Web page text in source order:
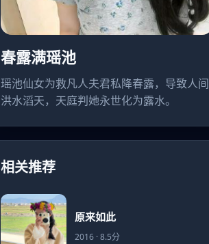
春露满瑶池
瑶池仙女为救凡人夫君私降春露，导致人间
洪水滔天，天庭判她永世化为露水。
相关推荐
原来如此
2016 · 8.5分